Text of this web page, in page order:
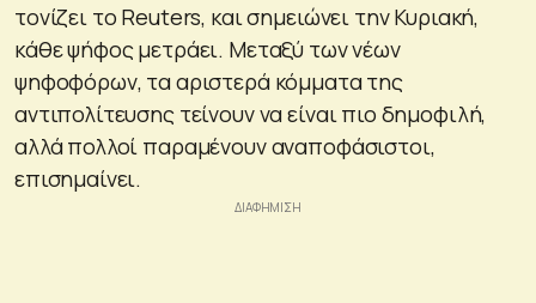
τονίζει το Reuters, και σημειώνει την Κυριακή,
κάθε ψήφος μετράει. Μεταξύ των νέων
ψηφοφόρων, τα αριστερά κόμματα της
αντιπολίτευσης τείνουν να είναι πιο δημοφιλή,
αλλά πολλοί παραμένουν αναποφάσιστοι,
επισημαίνει.